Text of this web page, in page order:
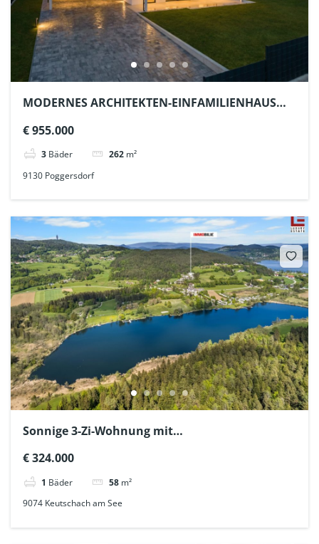
MODERNES ARCHITEKTEN-EINFAMILIENHAUS
€ 955.000
3 Bäder 262 m²
9130 Poggersdorf
Sonnige 3-Zi-Wohnung mit
€ 324.000
1 Bäder 58 m²
9074 Keutschach am See